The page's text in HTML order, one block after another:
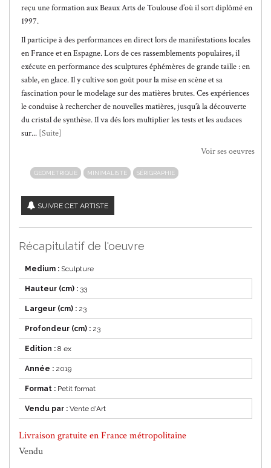
reçu une formation aux Beaux Arts de Toulouse d’où il sort diplômé en
1997.
Il participe à des performances en direct lors de manifestations locales
en France et en Espagne. Lors de ces rassemblements populaires, il
exécute en performance des sculptures éphémères de grande taille : en
sable, en glace. Il y cultive son goût pour la mise en scène et sa
fascination pour le modelage sur des matières brutes. Ces expériences
le conduise à rechercher de nouvelles matières, jusqu’à la découverte
du cristal de synthèse. Il va dés lors multiplier les tests et les audaces
sur... [Suite]
Voir ses oeuvres
GEOMETRIQUE MINIMALISTE SÉRIGRAPHIE
SUIVRE CET ARTISTE
Récapitulatif de l'oeuvre
Medium : Sculpture
Hauteur (cm) : 33
Largeur (cm) : 23
Profondeur (cm) : 23
Edition : 8 ex
Année : 2019
Format : Petit format
Vendu par : Vente d'Art
Livraison gratuite en France métropolitaine
Vendu